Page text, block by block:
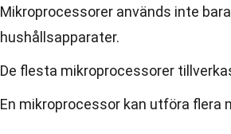
Mikroprocessorer används inte
hushållsapparater.
De flesta mikroprocessorer
En mikroprocessor kan utföra flera